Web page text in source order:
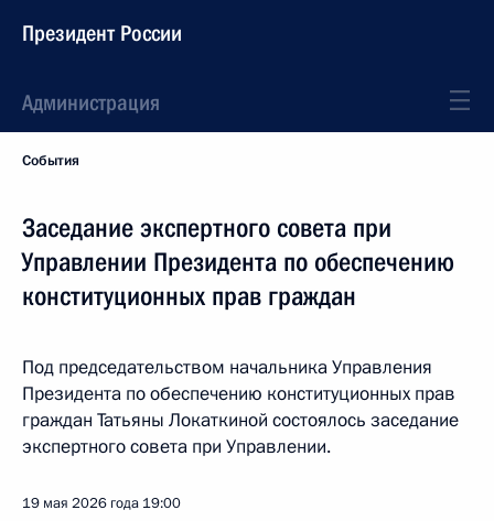
Президент России
Администрация
События
Заседание экспертного совета при
Управлении Президента по обеспечению
конституционных прав граждан
Под председательством начальника Управления
Президента по обеспечению конституционных прав
граждан Татьяны Локаткиной состоялось заседание
экспертного совета при Управлении.
19 мая 2026 года 19:00